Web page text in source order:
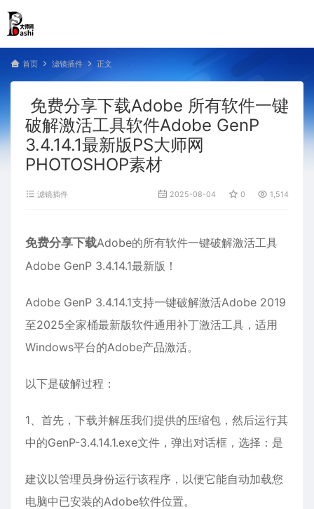
首页 滤镜插件 正文
免费分享下载Adobe 所有软件一键
破解激活工具软件Adobe GenP
3.4.14.1最新版PS大师网
PHOTOSHOP素材
滤镜插件 2025-08-04 0 1,514
免费分享下载Adobe的所有软件一键破解激活工具
Adobe GenP 3.4.14.1最新版！
Adobe GenP 3.4.14.1支持一键破解激活Adobe 2019
至2025全家桶最新版软件通用补丁激活工具，适用
Windows平台的Adobe产品激活。
以下是破解过程：
1、首先，下载并解压我们提供的压缩包，然后运行其
中的GenP-3.4.14.1.exe文件，弹出对话框，选择：是
建议以管理员身份运行该程序，以便它能自动加载您
电脑中已安装的Adobe软件位置。